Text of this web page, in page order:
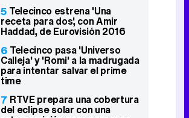
5 Telecinco estrena 'Una
receta para dos', con Amir
Haddad, de Eurovisión 2016
6 Telecinco pasa 'Universo
Calleja' y 'Romi' a la madrugada
para intentar salvar el prime
time
7 RTVE prepara una cobertura
del eclipse solar con una